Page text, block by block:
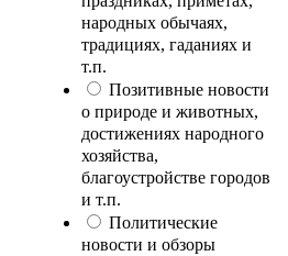
народных обычаях,
традициях, гаданиях и
т.п.
Позитивные новости
о природе и животных,
достижениях народного
хозяйства,
благоустройстве городов
и т.п.
Политические
новости и обзоры